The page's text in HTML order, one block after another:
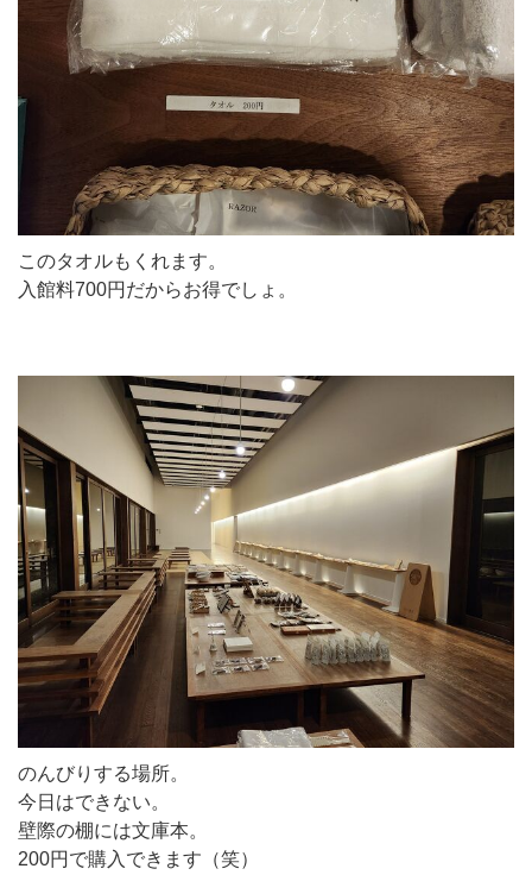
このタオルもくれます。
入館料700円だからお得でしょ。
のんびりする場所。
今日はできない。
壁際の棚には文庫本。
200円で購入できます（笑）